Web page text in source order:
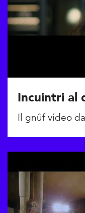
Incuintri al
Il gnûf video